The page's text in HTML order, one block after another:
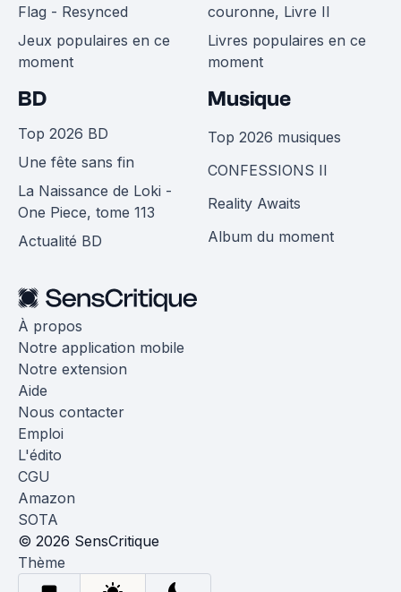
Flag - Resynced
Jeux populaires en ce
moment
couronne, Livre II
Livres populaires en ce
moment
BD
Top 2026 BD
Une fête sans fin
La Naissance de Loki -
One Piece, tome 113
Actualité BD
Musique
Top 2026 musiques
CONFESSIONS II
Reality Awaits
Album du moment
À propos
Notre application mobile
Notre extension
Aide
Nous contacter
Emploi
L'édito
CGU
Amazon
SOTA
© 2026 SensCritique
Thème